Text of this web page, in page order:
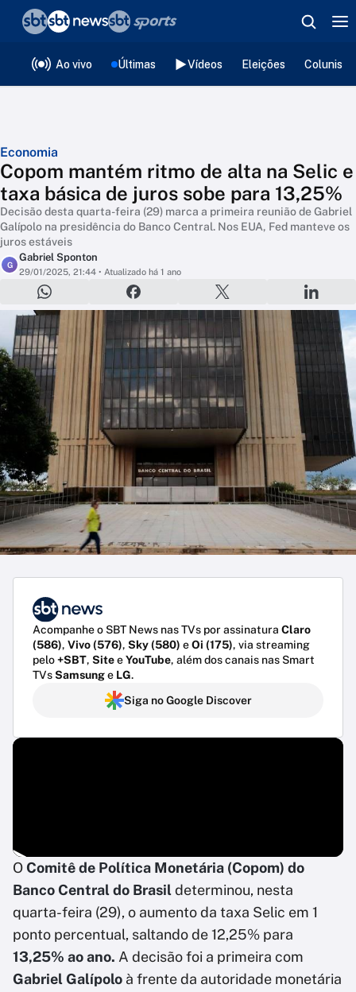
Ao vivo Últimas Vídeos Eleições
Economia
Copom mantém ritmo de alta na Selic e
taxa básica de juros sobe para 13,25%
Decisão desta quarta-feira (29) marca a primeira reunião de Gabriel
Galípolo na presidência do Banco Central. Nos EUA, Fed manteve os
juros estáveis
G
Gabriel Sponton
29/01/2025, 21:44 • Atualizado há 1 ano
Acompanhe o SBT News nas TVs por assinatura Claro
(586), Vivo (576), Sky (580) eOi (175), via streaming
pelo+SBT, SiteeYouTube, além dos canais nas Smart
TVsSamsunge LG.
Siga no Google Discover
OComitê de Política Monetária (Copom) do
Banco Central do Brasildeterminou, nesta
quarta-feira (29), o aumento da taxa Selic em 1
ponto percentual, saltando de 12,25% para
13,25% ao ano. A decisão foi a primeira com
Gabriel Galípolo à frente da autoridade monetária
❮voltar
Editorias